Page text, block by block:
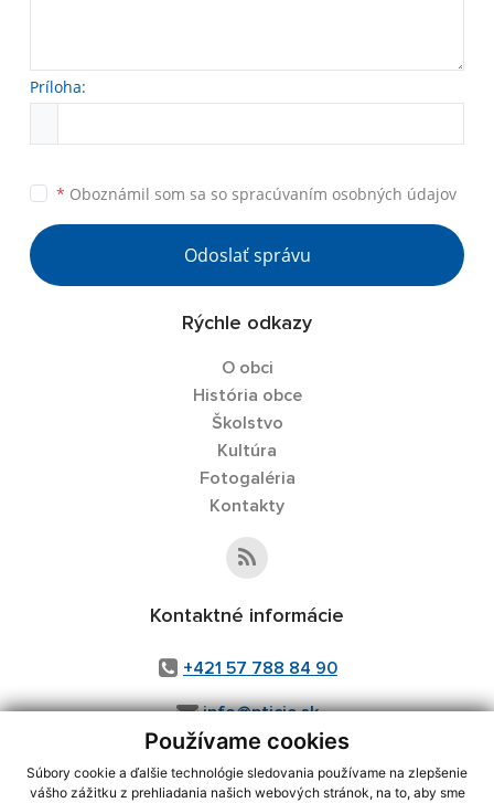
Používame cookies
Súbory cookie a ďalšie technológie sledovania používame na zlepšenie
vášho zážitku z prehliadania našich webových stránok, na to, aby sme
Príloha:
* Oboznámil som sa so spracúvaním osobných údajov
Odoslať správu
Rýchle odkazy
O obci
História obce
Školstvo
Kultúra
Fotogaléria
Kontakty
Kontaktné informácie
+421 57 788 84 90
info@pticie.sk